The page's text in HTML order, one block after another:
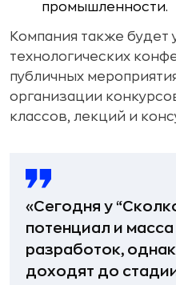
промышленности.
Компания также будет
технологических
публичных
организации
классов, лекций и
«Сегодня у
потенциал и
разработок,
доходят до